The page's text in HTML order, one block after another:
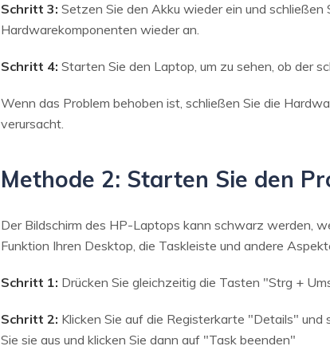
Schritt 3: Setzen Sie den Akku wieder ein und
Hardwarekomponenten wieder an.
Schritt 4: Starten Sie den Laptop, um zu sehen, ob der
Wenn das Problem behoben ist, schließen Sie die
verursacht.
Methode 2: Starten Sie den
Der Bildschirm des HP-Laptops kann schwarz werden,
Funktion Ihren Desktop, die Taskleiste und andere
Schritt 1: Drücken Sie gleichzeitig die Tasten "Strg +
Schritt 2: Klicken Sie auf die Registerkarte "Details" und
Sie sie aus und klicken Sie dann auf "Task beenden"